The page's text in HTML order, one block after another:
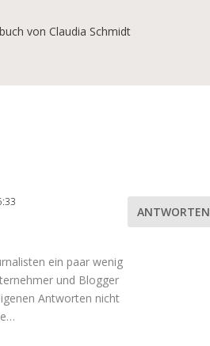
von Claudia Schmidt
ein paar wenig
und Blogger
Antworten nicht
ANTWORTEN